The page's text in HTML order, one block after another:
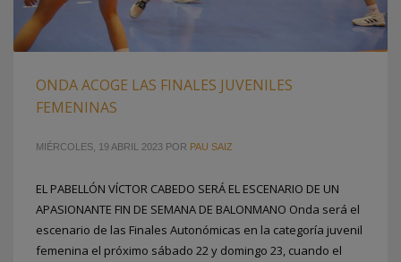
ONDA ACOGE LAS FINALES JUVENILES
FEMENINAS
MIÉRCOLES, 19 ABRIL 2023 POR PAU SAIZ
EL PABELLÓN VÍCTOR CABEDO SERÁ EL ESCENARIO DE UN
APASIONANTE FIN DE SEMANA DE BALONMANO Onda será el
escenario de las Finales Autonómicas en la categoría juvenil
femenina el próximo sábado 22 y domingo 23, cuando el